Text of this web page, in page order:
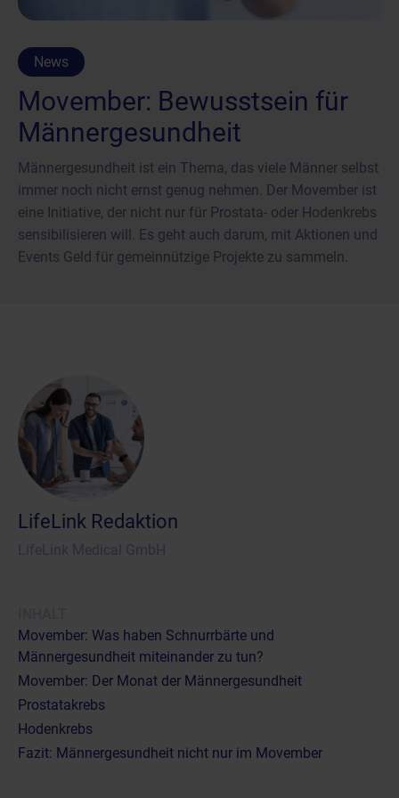
News
Movember: Bewusstsein für
Männergesundheit
Männergesundheit ist ein Thema, das viele Männer selbst
immer noch nicht ernst genug nehmen. Der Movember ist
eine Initiative, der nicht nur für Prostata- oder Hodenkrebs
sensibilisieren will. Es geht auch darum, mit Aktionen und
Events Geld für gemeinnützige Projekte zu sammeln.
LifeLink Redaktion
Movember: Was haben Schnurrbärte und
Männergesundheit miteinander zu tun?
Movember: Der Monat der Männergesundheit
Prostatakrebs
Hodenkrebs
Fazit: Männergesundheit nicht nur im Movember